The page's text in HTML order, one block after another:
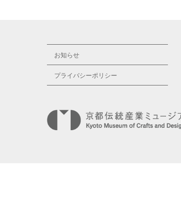
お知らせ
プライバシーポリシー